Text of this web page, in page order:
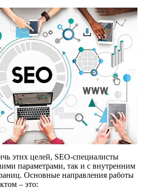
этих целей, SEO-специалисты
параметрами, так и с внутренним
Основные направления работы
– это: